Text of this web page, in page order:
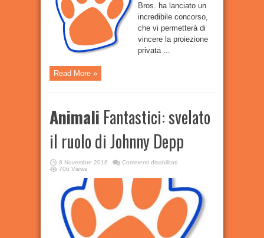
Bros. ha lanciato un
incredibile concorso,
che vi permetterà di
vincere la proiezione
privata ...
Read More »
Animali Fantastici: svelato
il ruolo di Johnny Depp
8 Novembre 2016 Commenti disabilitatisu
il
di
Johnny
Depp
706 Views